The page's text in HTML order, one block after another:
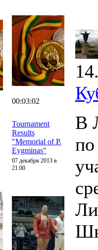
00:03:02
Tournament
Results
"Memorial of P.
Eygminas"
07 декабря 2013 в
21:00
В